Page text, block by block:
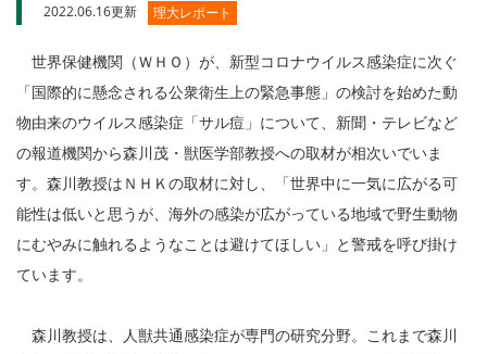
2022.06.16更新 理大レポート
世界保健機関（ＷＨＯ）が、新型コロナウイルス感染症に次ぐ
「国際的に懸念される公衆衛生上の緊急事態」の検討を始めた動
物由来のウイルス感染症「サル痘」について、新聞・テレビなど
の報道機関から森川茂・獣医学部教授への取材が相次いでいま
す。森川教授はＮＨＫの取材に対し、「世界中に一気に広がる可
能性は低いと思うが、海外の感染が広がっている地域で野生動物
にむやみに触れるようなことは避けてほしい」と警戒を呼び掛け
ています。
森川教授は、人獣共通感染症が専門の研究分野。これまで森川